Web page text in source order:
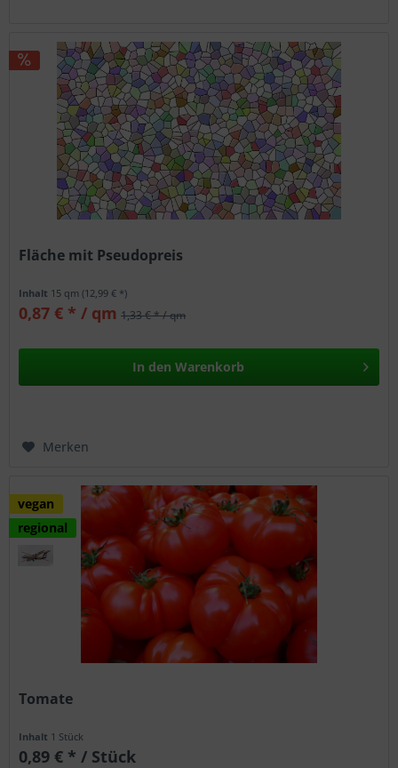
Fläche mit Pseudopreis
Inhalt 15 qm(12,99 € *)
0,87 € * / qm 1,33 € * / qm
In den Warenkorb
Merken
vegan
regional
Tomate
Inhalt 1 Stück
0,89 € * / Stück